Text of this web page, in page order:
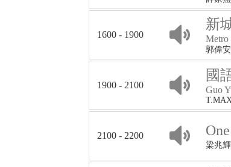
1600 - 1900
新
Metro
郭偉安
1900 - 2100
國
Guo
2100 - 2200
梁兆輝